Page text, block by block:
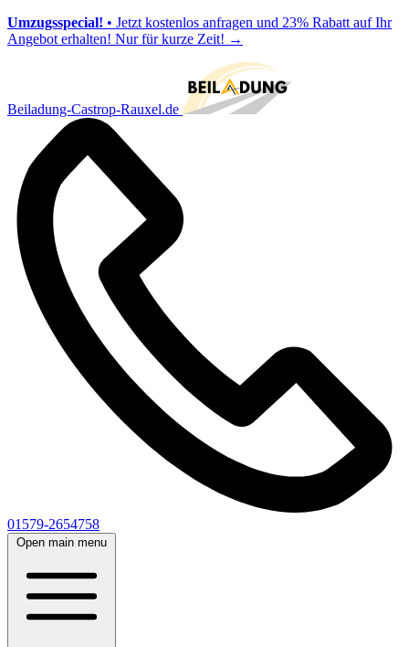
Umzugsspecial! • Jetzt kostenlos anfragen und 23% Rabatt auf Ihr
Angebot erhalten! Nur für kurze Zeit! →
Beiladung-Castrop-Rauxel.de
01579-2654758
Open main menu